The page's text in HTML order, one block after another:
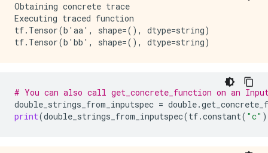
Obtaining concrete trace
Executing traced function
tf.Tensor(b'aa', shape=(), dtype=string)
# You can also call get_concrete_function on an
double_strings_from_inputspec = double.
print(double_strings_from_inputspec(tf.constant( "c"